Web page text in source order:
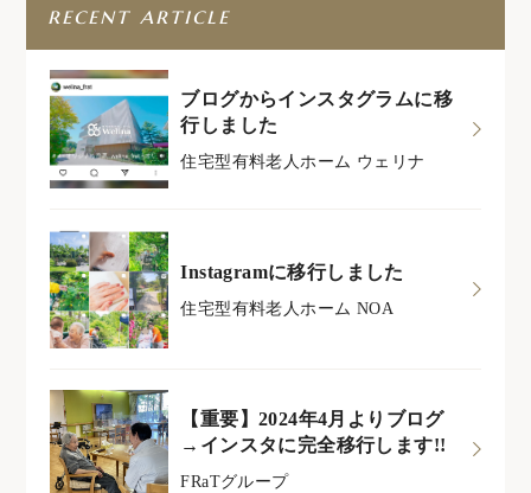
recent article
ブログからインスタグラムに移
行しました
住宅型有料老人ホーム ウェリナ
Instagramに移行しました
住宅型有料老人ホーム NOA
【重要】2024年4月よりブログ
→インスタに完全移行します!!
FRaTグループ